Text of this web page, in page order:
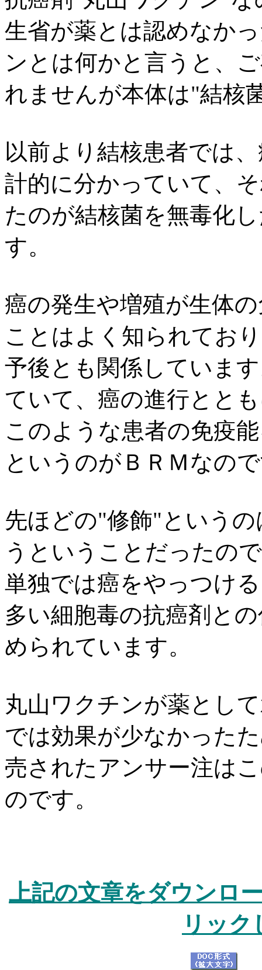
生省が薬とは認めなか
ンとは何かと言うと、
れませんが本体は"結核
以前より結核患者では
計的に分かっていて、
たのが結核菌を無毒化
す。
癌の発生や増殖が生体
ことはよく知られてお
予後とも関係していま
ていて、癌の進行とと
このような患者の免疫
というのがＢＲＭなの
先ほどの"修飾"という
うということだったの
単独では癌をやっつけ
多い細胞毒の抗癌剤と
められています。
丸山ワクチンが薬とし
では効果が少なかった
売されたアンサー注は
のです。
上記の文章をダウンロ
リック